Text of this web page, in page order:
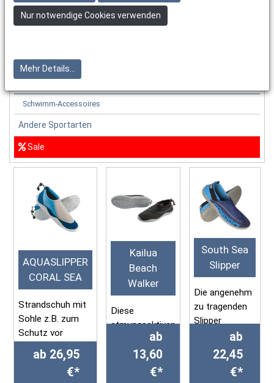
Schwimmbrillen
Auftriebshilfen und Bojen
Training & Aqua Fitness
Schwimm-Accessoires
Andere Sportarten
Sale
AQUASLIPPER
CORAL SEA
Strandschuh mit
Sohle z.B. zum
Schutz vor
Verletzungen
durch Seeigel
ab 26,95
€*
Kailua
Beach
Walker
Diese
atmungsaktiven
komfortablen
Strandschuhe
ab
13,60
€*
South Sea
Slipper
Die angenehm
zu tragenden
Slipper
schützen Ihre
Füsse optimal
rutschfesten
ab
22,45
€*
Nur notwendige Cookies verwenden
Mehr Details...